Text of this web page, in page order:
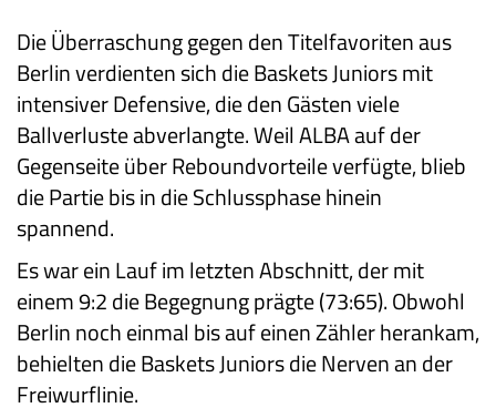
Die Überraschung gegen den Titelfavoriten aus
Berlin verdienten sich die Baskets Juniors mit
intensiver Defensive, die den Gästen viele
Ballverluste abverlangte. Weil ALBA auf der
Gegenseite über Reboundvorteile verfügte, blieb
die Partie bis in die Schlussphase hinein
spannend.
Es war ein Lauf im letzten Abschnitt, der mit
einem 9:2 die Begegnung prägte (73:65). Obwohl
Berlin noch einmal bis auf einen Zähler herankam,
behielten die Baskets Juniors die Nerven an der
Freiwurflinie.